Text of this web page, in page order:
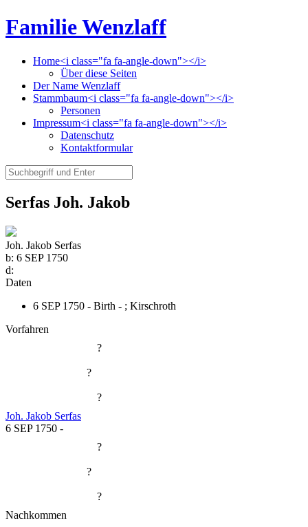
Familie Wenzlaff
Home<i class="fa fa-angle-down"></i>
Über diese Seiten
Der Name Wenzlaff
Stammbaum<i class="fa fa-angle-down"></i>
Personen
Impressum<i class="fa fa-angle-down"></i>
Datenschutz
Kontaktformular
Serfas Joh. Jakob
Joh. Jakob Serfas
b: 6 SEP 1750
d:
Daten
6 SEP 1750 - Birth - ; Kirschroth
Vorfahren
?
?
?
Joh. Jakob Serfas
6 SEP 1750 -
?
?
?
Nachkommen